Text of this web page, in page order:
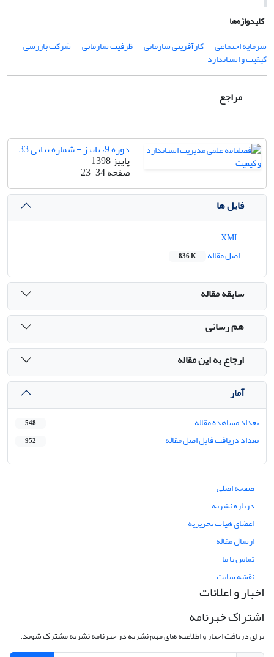
کلیدواژه‌ها
سرمایه اجتماعی
کارآفرینی سازمانی ظرفیت سازمانی شرکت بازرسی
کیفیت و استاندارد
مراجع
دوره 9، پاییز - شماره پیاپی 33
پاییز 1398
صفحه23-34
فایل ها
اصل مقاله
836 K
سابقه مقاله
هم رسانی
ارجاع به این مقاله
آمار
تعداد مشاهده مقاله 548
تعداد دریافت فایل اصل مقاله 952
صفحه اصلی
درباره نشریه
اعضای هیات تحریریه
ارسال مقاله
تماس با ما
نقشه سایت
اخبار و اعلانات
اشتراک خبرنامه
برای دریافت اخبار و اطلاعیه های مهم نشریه در خبرنامه نشریه مشترک شوید.